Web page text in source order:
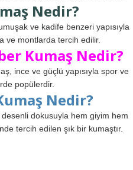
Nedir?
ve kadife benzeri yapısıyla
ve montlarda tercih edilir.
Kumaş Nedir?
ince ve güçlü yapısıyla spor ve
popülerdir.
Nedir?
desenli dokusuyla hem giyim hem
tercih edilen şık bir kumaştır.